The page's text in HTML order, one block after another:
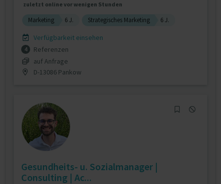
zuletzt online vor wenigen Stunden
Marketing 6 J. Strategisches Marketing 6 J.
Verfügbarkeit einsehen
4
Referenzen
auf Anfrage
D-13086 Pankow
Gesundheits- u. Sozialmanager |
Consulting | Ac...